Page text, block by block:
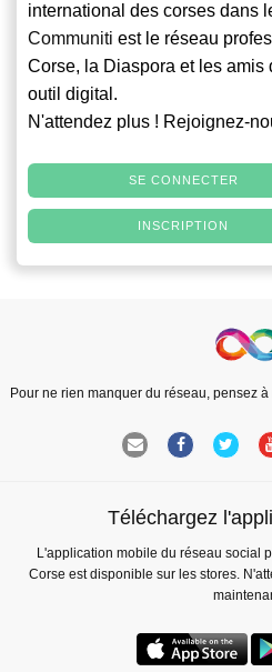
international des corses dans
Communiti est le réseau
Corse, la Diaspora et les amis
outil digital.
N'attendez plus ! Rejoignez-
SE CONNECTER
INSCRIPTION
Pour ne rien manquer du réseau, pensez
Téléchargez
L'application mobile du réseau social
Corse est disponible sur les stores.